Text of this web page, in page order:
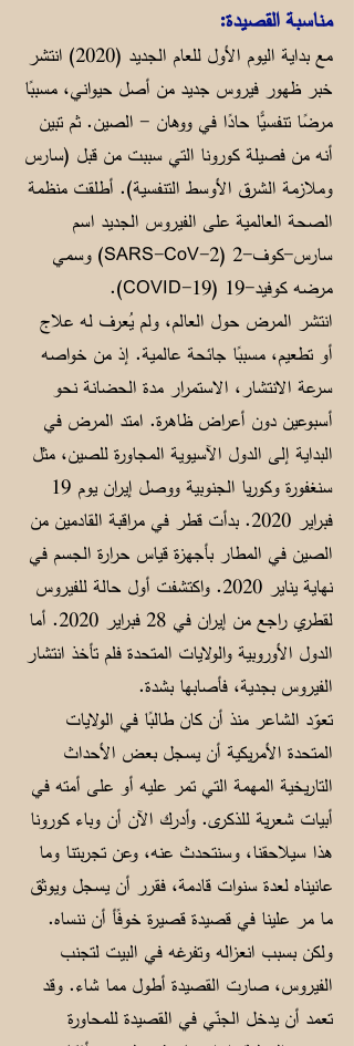
مناسبة القصيدة:
مع بداية اليوم الأول للعام الجديد (2020) انتشر
خبر ظهور فيروس جديد من أصل حيواني، مسببًا
مرضًا تنفسيًّا حادًا في ووهان - الصين. ثم تبين
أنه من فصيلة كورونا التي سببت من قبل (سارس
وملازمة الشرق الأوسط التنفسية). أطلقت منظمة
الصحة العالمية على الفيروس الجديد اسم
سارس-كوف-2 (SARS-CoV-2) وسمي
مرضه كوفيد-19 (COVID-19).
انتشر المرض حول العالم، ولم يُعرف له علاج
أو تطعيم، مسببًا جائحة عالمية. إذ من خواصه
سرعة الانتشار، الاستمرار مدة الحضانة نحو
أسبوعين دون أعراض ظاهرة. امتد المرض في
البداية إلى الدول الآسيوية المجاورة للصين، مثل
سنغفورة وكوريا الجنوبية ووصل إيران يوم 19
فبراير 2020. بدأت قطر في مراقبة القادمين من
الصين في المطار بأجهزة قياس حرارة الجسم في
نهاية يناير 2020. واكتشفت أول حالة للفيروس
لقطري راجع من إيران في 28 فبراير 2020. أما
الدول الأوروبية والولايات المتحدة فلم تأخذ انتشار
الفيروس بجدية، فأصابها بشدة.
تعوّد الشاعر منذ أن كان طالبًا في الولايات
المتحدة الأمريكية أن يسجل بعض الأحداث
التاريخية المهمة التي تمر عليه أو على أمته في
أبيات شعرية للذكرى. وأدرك الآن أن وباء كورونا
هذا سيلاحقنا، وسنتحدث عنه، وعن تجربتنا وما
عانيناه لعدة سنوات قادمة، فقرر أن يسجل ويوثق
ما مر علينا في قصيدة قصيرة خوفًأ أن ننساه.
ولكن بسبب انعزاله وتفرغه في البيت لتجنب
الفيروس، صارت القصيدة أطول مما شاء. وقد
تعمد أن يدخل الجنّي في القصيدة للمحاورة